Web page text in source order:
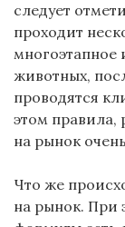
следует
проходит
многоэтапное
животных,
проводятся
этом правила,
на рынок
Что же
на рынок. При